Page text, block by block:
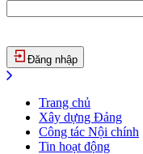
Đăng nhập
Trang chủ
Xây dựng Đảng
Công tác Nội chính
Tin hoạt động